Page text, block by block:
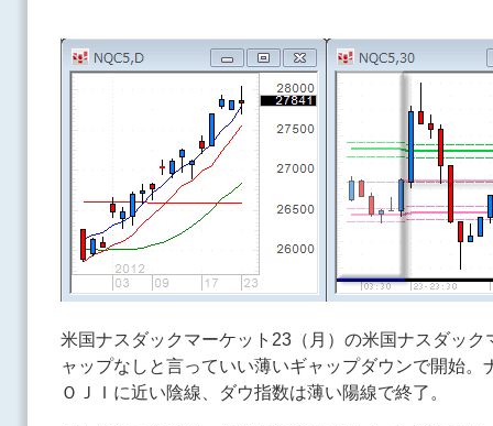
米国ナスダックマーケット23（月）の米国ナスダッ
ャップなしと言っていい薄いギャップダウンで開始
ＯＪＩに近い陰線、ダウ指数は薄い陽線で終了。